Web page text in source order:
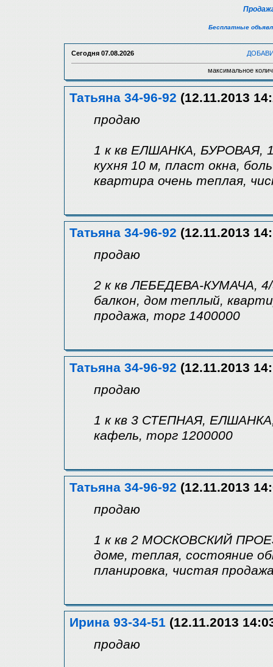
Бесплатные
Сегодня 07.08.2026
максимальное
Татьяна 34-96-92 (12.11.2013
продаю
1 к кв ЕЛШАНКА, БУРОВАЯ,
кухня 10 м, пласт окна,
квартира очень теплая,
Татьяна 34-96-92 (12.11.2013
продаю
2 к кв ЛЕБЕДЕВА-КУМАЧА,
балкон, дом теплый,
продажа, торг 1400000
Татьяна 34-96-92 (12.11.2013
продаю
1 к кв 3 СТЕПНАЯ,
кафель, торг 1200000
Татьяна 34-96-92 (12.11.2013
продаю
1 к кв 2 МОСКОВСКИЙ
доме, теплая, состояние
планировка, чистая
Ирина 93-34-51 (12.11.2013
продаю